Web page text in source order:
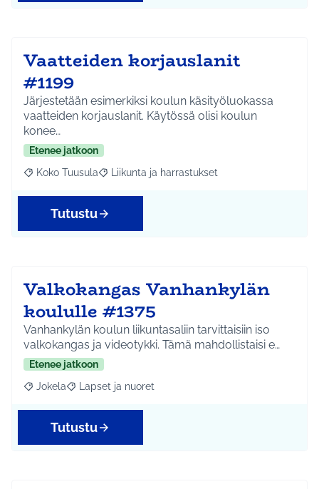
Vaatteiden korjauslanit
#1199
Järjestetään esimerkiksi koulun käsityöluokassa
vaatteiden korjauslanit. Käytössä olisi koulun
konee…
Etenee jatkoon
Rajaa tulokset aihepiirin mukaan: Koko Tuusula
Koko Tuusula Rajaa tulokset teeman mukaan: Liikunta ja
Liikunta ja harrastukset
Tutustu
Valkokangas Vanhankylän
koululle #1375
Vanhankylän koulun liikuntasaliin tarvittaisiin iso
valkokangas ja videotykki. Tämä mahdollistaisi e…
Etenee jatkoon
Rajaa tulokset aihepiirin mukaan: Jokela
Jokela Rajaa tulokset teeman mukaan: Lapset ja nuoret
Lapset ja nuoret
Tutustu